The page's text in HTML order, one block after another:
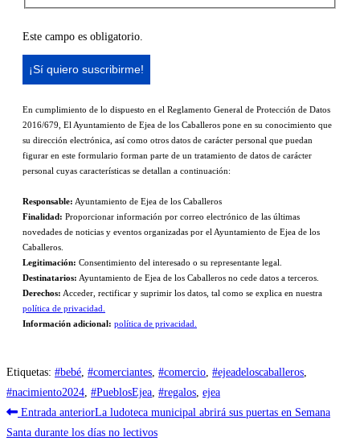
Este campo es obligatorio.
En cumplimiento de lo dispuesto en el Reglamento General de Protección de Datos
2016/679, El Ayuntamiento de Ejea de los Caballeros pone en su conocimiento que
su dirección electrónica, así como otros datos de carácter personal que puedan
figurar en este formulario forman parte de un tratamiento de datos de carácter
personal cuyas características se detallan a continuación:
Responsable: Ayuntamiento de Ejea de los Caballeros
Finalidad: Proporcionar información por correo electrónico de las últimas
novedades de noticias y eventos organizadas por el Ayuntamiento de Ejea de los
Caballeros.
Legitimación: Consentimiento del interesado o su representante legal.
Destinatarios: Ayuntamiento de Ejea de los Caballeros no cede datos a terceros.
Derechos: Acceder, rectificar y suprimir los datos, tal como se explica en nuestra
política de privacidad.
Información adicional: política de privacidad.
Etiquetas: #bebé #comerciantes #comercio #ejeadeloscaballeros
#nacimiento2024 #PueblosEjea #regalos ejea
Leer
más
Entrada anteriorLa ludoteca municipal abrirá sus puertas en Semana
Santa durante los días no lectivos